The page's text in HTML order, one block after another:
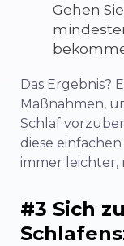
Gehen
Das Ergebnis?
Maßnahmen,
Schlaf
diese
immer leichter,
#3 Sich